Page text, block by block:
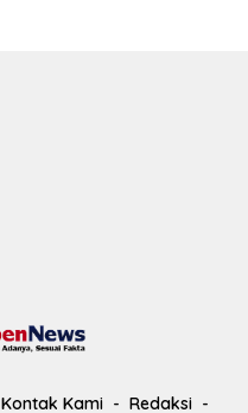
Kontak Kami Redaksi